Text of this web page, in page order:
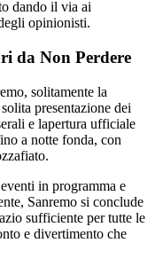
dando il via ai
opinionisti.
da Non Perdere
solitamente la
presentazione dei
e lapertura ufficiale
a notte fonda, con
in programma e
Sanremo si conclude
sufficiente per tutte le
e divertimento che